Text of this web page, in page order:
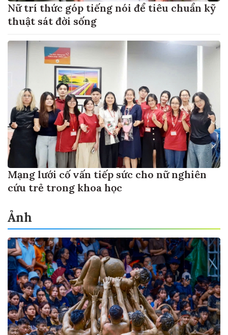
Nữ trí thức góp tiếng nói để tiêu chuẩn kỹ
thuật sát đời sống
Mạng lưới cố vấn tiếp sức cho nữ nghiên
cứu trẻ trong khoa học
Ảnh